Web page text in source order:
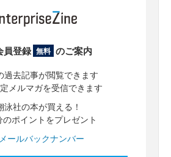
員登録 無料 のご案内
過去記事が閲覧できます
メルマガを受信できます
泳社の本が買える！
ポイントをプレゼント
メールバックナンバー